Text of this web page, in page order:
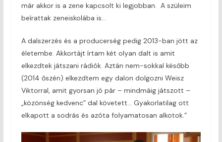
már akkor is a zene kapcsolt ki legjobban. A szüleim
beírattak zeneiskolába is…
A dalszerzés és a producerség pedig 2013-ban jött az
életembe. Akkortájt írtam két olyan dalt is amit
elkezdtek játszani rádiók. Aztán nem-sokkal később
(2014 őszén) elkezdtem egy dalon dolgozni Weisz
Viktorral, amit gyorsan jó pár – mindmáig játszott –
„közönség kedvenc” dal követett… Gyakorlatilag ott
elkapott a sodrás és azóta folyamatosan alkotok.”